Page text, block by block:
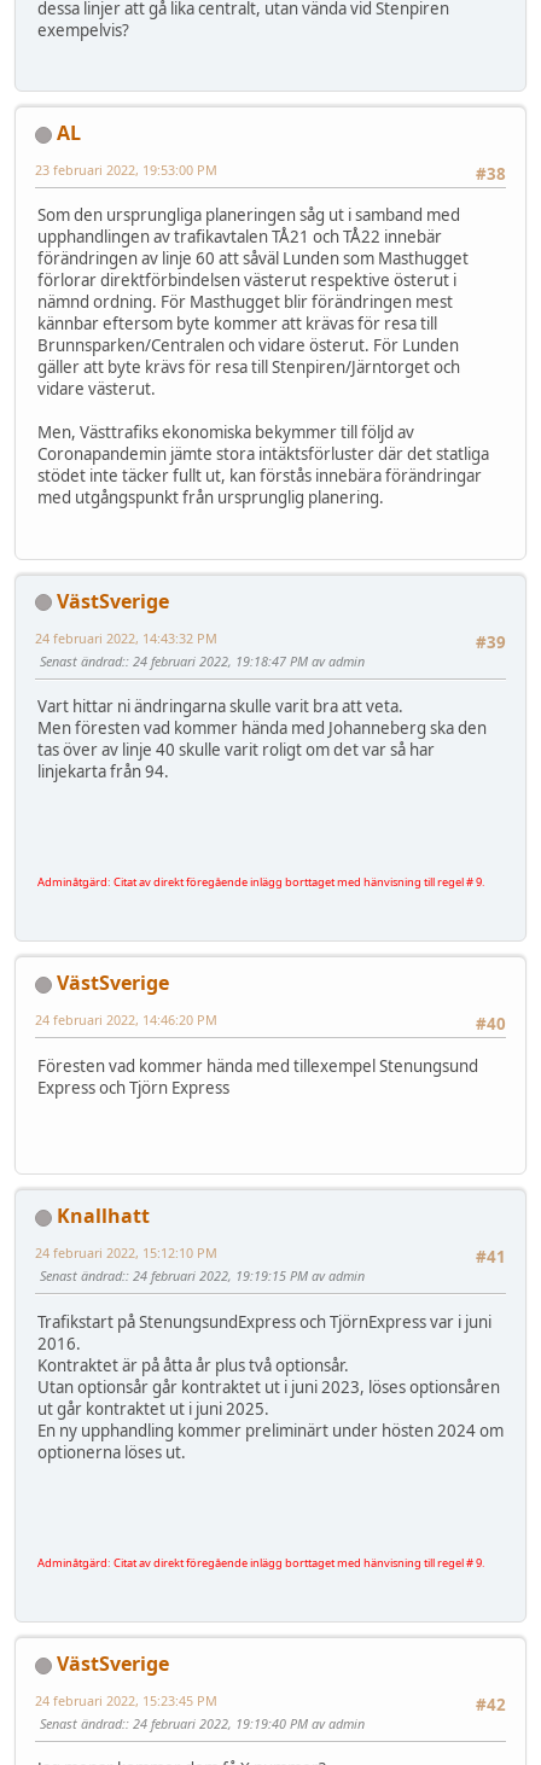
dessa linjer att gå lika centralt, utan vända vid Stenpiren
exempelvis?
AL
#38
23 februari 2022, 19:53:00 PM
Som den ursprungliga planeringen såg ut i samband med
upphandlingen av trafikavtalen TÅ21 och TÅ22 innebär
förändringen av linje 60 att såväl Lunden som Masthugget
förlorar direktförbindelsen västerut respektive österut i
nämnd ordning. För Masthugget blir förändringen mest
kännbar eftersom byte kommer att krävas för resa till
Brunnsparken/Centralen och vidare österut. För Lunden
gäller att byte krävs för resa till Stenpiren/Järntorget och
vidare västerut.
Men, Västtrafiks ekonomiska bekymmer till följd av
Coronapandemin jämte stora intäktsförluster där det statliga
stödet inte täcker fullt ut, kan förstås innebära förändringar
med utgångspunkt från ursprunglig planering.
VästSverige
#39
24 februari 2022, 14:43:32 PM
Senast ändrad:: 24 februari 2022, 19:18:47 PM av admin
Vart hittar ni ändringarna skulle varit bra att veta.
Men föresten vad kommer hända med Johanneberg ska den
tas över av linje 40 skulle varit roligt om det var så har
linjekarta från 94.
Adminåtgärd: Citat av direkt föregående inlägg borttaget med hänvisning till regel # 9.
VästSverige
#40
24 februari 2022, 14:46:20 PM
Föresten vad kommer hända med tillexempel Stenungsund
Express och Tjörn Express
Knallhatt
#41
24 februari 2022, 15:12:10 PM
Senast ändrad:: 24 februari 2022, 19:19:15 PM av admin
Trafikstart på StenungsundExpress och TjörnExpress var i juni
2016.
Kontraktet är på åtta år plus två optionsår.
Utan optionsår går kontraktet ut i juni 2023, löses optionsåren
ut går kontraktet ut i juni 2025.
En ny upphandling kommer preliminärt under hösten 2024 om
optionerna löses ut.
Adminåtgärd: Citat av direkt föregående inlägg borttaget med hänvisning till regel # 9.
VästSverige
#42
24 februari 2022, 15:23:45 PM
Senast ändrad:: 24 februari 2022, 19:19:40 PM av admin